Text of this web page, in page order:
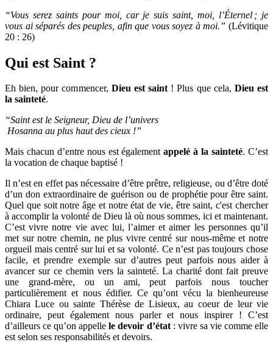
“Vous serez saints pour moi, car je suis saint, moi, l’Éternel ; je
vous ai séparés des peuples, afin que vous soyez à moi.” (Lévitique
20 : 26)
Qui est Saint ?
Eh bien, pour commencer, Dieu est saint! Plus que cela, Dieu est
la sainteté.
“Saint est le Seigneur, Dieu de l’univers
Hosanna au plus haut des cieux !”
Mais chacun d’entre nous est égalementappelé à la sainteté. C’est
la vocation de chaque baptisé !
Il n’est en effet pas nécessaire d’être prêtre, religieuse, ou d’être doté
d’un don extraordinaire de guérison ou de prophétie pour être saint.
Quel que soit notre âge et notre état de vie, être saint, c'est chercher
à accomplir la volonté de Dieu là où nous sommes, ici et maintenant.
C’est vivre notre vie avec lui, l’aimer et aimer les personnes qu’il
met sur notre chemin, ne plus vivre centré sur nous-même et notre
orgueil mais centré sur lui et sa volonté. Ce n’est pas toujours chose
facile, et prendre exemple sur d’autres peut parfois nous aider à
avancer sur ce chemin vers la sainteté. La charité dont fait preuve
une grand-mère, ou un ami, peut parfois nous toucher
particulièrement et nous édifier. Ce qu’ont vécu la bienheureuse
Chiara Luce ou sainte Thérèse de Lisieux, au coeur de leur vie
ordinaire, peut également nous parler et nous inspirer ! C’est
d’ailleurs ce qu’on appellele devoir d’état: vivre sa vie comme elle
est selon ses responsabilités et devoirs.